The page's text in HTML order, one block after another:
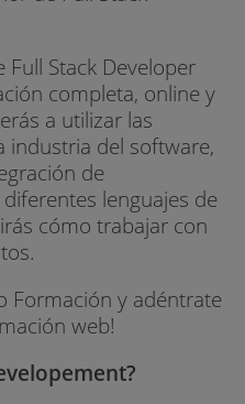
Stack Developer
completa, online y
a utilizar las
industria del software,
de
lenguajes de
cómo trabajar con
Formación y adéntrate
web!